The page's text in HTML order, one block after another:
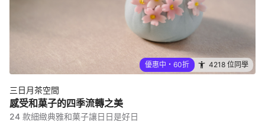
優惠中・60折 4218 位同學
三日月茶空間
感受和菓子的四季流轉之美
24 款細緻典雅和菓子讓日日是好日